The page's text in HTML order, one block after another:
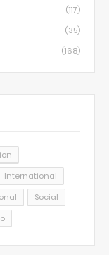
(117)
(35)
(168)
International
Social